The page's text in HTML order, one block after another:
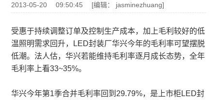
2013-05-20 09:50:45 [编辑： jasminezhuang]
受惠于持续调整订单及控制生产成本，加上毛利较好的低
温照明需求回升，LED封装厂华兴今年的毛利率可望摆脱
低潮。法人估，华兴若能维持毛利率逐月成长态势，全年
毛利率上看33~35%。
华兴今年第1季合并毛利率回到29.79%，是上市柜LED封